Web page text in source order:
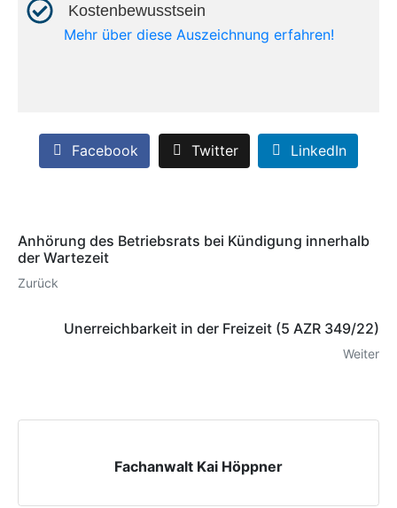
Kostenbewusstsein​
Mehr über diese Auszeichnung erfahren!
Facebook Twitter LinkedIn
Anhörung des Betriebsrats bei Kündigung innerhalb
der Wartezeit
Zurück
Unerreichbarkeit in der Freizeit (5 AZR 349/22)
Weiter
Fachanwalt Kai Höppner